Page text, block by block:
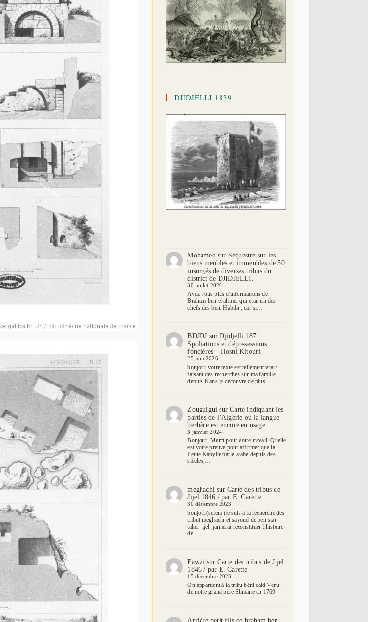
DJIDJELLI 1839
Mohamed sur Séquestre sur les
biens meubles et immeubles de 50
insurgés de diverses tribus du
district de DJIDJELLI.
30 juillet 2026
Avez vous plus d'informations de
Braham ben el ahmer qui etait un des
chefs des beni Habibi , car si…
BDJDJ surDjidjelli 1871 :
Spoliations et dépossessions
foncières – Hosni Kitouni
25 juin 2026
bonjour votre texte est tellement vrai :
faisant des recherches sur ma famille
depuis 6 ans je découvre de plus…
Zouguigui surCarte indiquant les
parties de l’Algérie où la langue
berbère est encore en usage
3 janvier 2024
Bonjour, Merci pour votre travail. Quelle
est votre preuve pour affirmer que la
Petite Kabylie parle arabe depuis des
siècles,…
meghachisur Carte des tribus de
Jijel 1846 / par E. Carette
30 décembre 2023
bonjour(selem )je suis a la recherche des
tribut meghachi et sayoud de ben siar
taher jijel ,jaimerai reconstituer l,histoire
de…
Fawzi surCarte des tribus de Jijel
1846 / par E. Carette
15 décembre 2023
On appartient à la tribu béni caid Venu
de notre grand père Slimane en 1769
Arrière petit fils de braham ben